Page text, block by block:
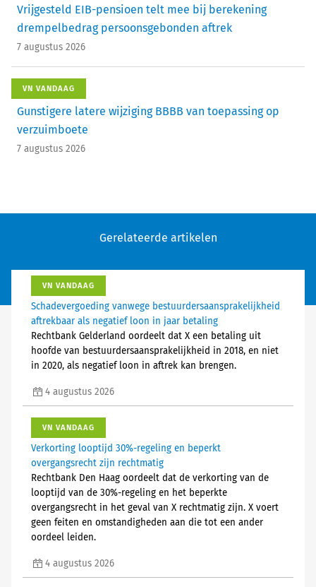
Vrijgesteld EIB-pensioen telt mee bij berekening
drempelbedrag persoonsgebonden aftrek
7 augustus 2026
VN VANDAAG
Gunstigere latere wijziging BBBB van toepassing op
verzuimboete
7 augustus 2026
Gerelateerde artikelen
VN VANDAAG
Schadevergoeding vanwege bestuurdersaansprakelijkheid
aftrekbaar als negatief loon in jaar betaling
Rechtbank Gelderland oordeelt dat X een betaling uit
hoofde van bestuurdersaansprakelijkheid in 2018, en niet
in 2020, als negatief loon in aftrek kan brengen.
4 augustus 2026
VN VANDAAG
Verkorting looptijd 30%-regeling en beperkt
overgangsrecht zijn rechtmatig
Rechtbank Den Haag oordeelt dat de verkorting van de
looptijd van de 30%-regeling en het beperkte
overgangsrecht in het geval van X rechtmatig zijn. X voert
geen feiten en omstandigheden aan die tot een ander
oordeel leiden.
4 augustus 2026